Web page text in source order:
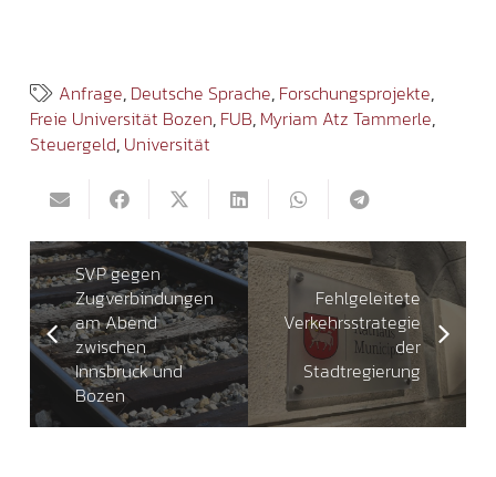
Anfrage, Deutsche Sprache, Forschungsprojekte,
Freie Universität Bozen, FUB, Myriam Atz Tammerle,
Steuergeld, Universität
SVP gegen
Zugverbindungen
am Abend
zwischen
Innsbruck und
Bozen
Fehlgeleitete
Verkehrsstrategie
der
Stadtregierung